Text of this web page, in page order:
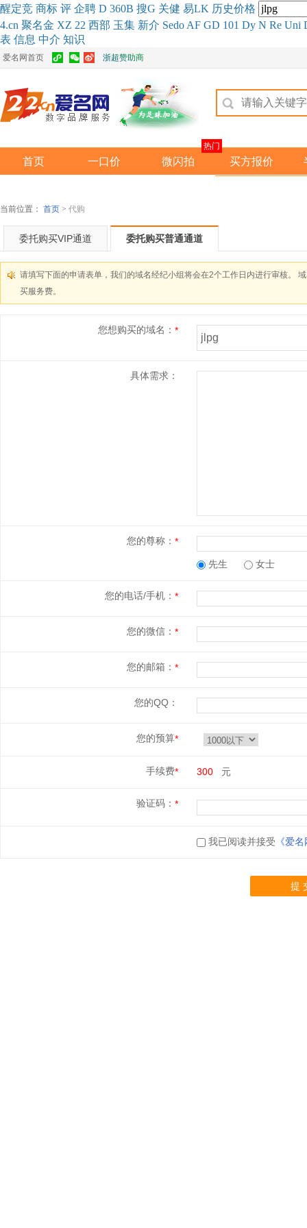
醒定竞 商标 评 企聘 D 360B 搜G 关健 易LK 历史价格
4.cn 聚名金 XZ 22 西部 玉集 新介 Sedo AF GD 101 Dy N Re Uni
表 信息 中介 知识